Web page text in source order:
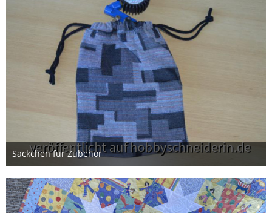
Säckchen für Zubehör
28. Januar 2024